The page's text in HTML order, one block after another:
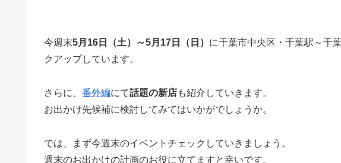
今週末5月16日（土）～5月17日（日） に千葉市中央区・千葉駅～千
クアップしています。
さらに、 番外編にて話題の新店も紹介していきます。
お出かけ先候補に検討してみてはいかがでしょうか。
では、まず今週末のイベントチェックしていきましょう。
週末のお出かけの計画のお役に立てますと幸いです。